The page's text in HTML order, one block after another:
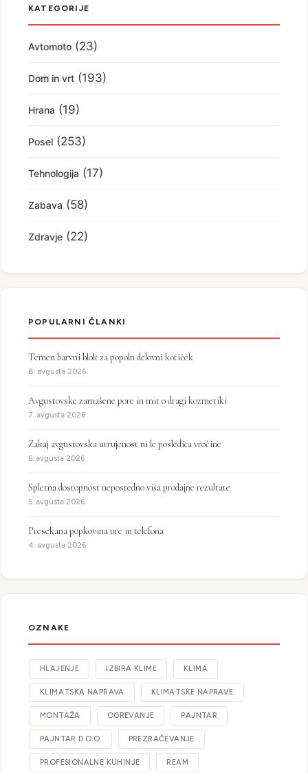
KATEGORIJE
Avtomoto (23)
Dom in vrt (193)
Hrana (19)
Posel (253)
Tehnologija (17)
Zabava (58)
Zdravje (22)
POPULARNI ČLANKI
Temen barvni blok za popoln delovni kotiček
8. avgusta 2026
Avgustovske zamašene pore in mit o dragi kozmetiki
7. avgusta 2026
Zakaj avgustovska utrujenost ni le posledica vročine
6. avgusta 2026
Spletna dostopnost neposredno viša prodajne rezultate
5. avgusta 2026
Presekana popkovina ure in telefona
4. avgusta 2026
OZNAKE
HLAJENJE IZBIRA KLIME KLIMA
KLIMATSKA NAPRAVA KLIMATSKE NAPRAVE
MONTAŽA OGREVANJE PAJNTAR
PAJNTAR D.O.O. PREZRAČEVANJE
PROFESIONALNE KUHINJE REAM